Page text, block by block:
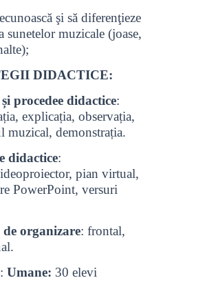
şi să diferenţieze
sunetelor muzicale (joase,
DIDACTICE:
procedee didactice:
explicația, observația,
muzical, demonstrația.
didactice:
pian virtual,
PowerPoint, versuri
organizare: frontal,
: Umane: 30 elevi